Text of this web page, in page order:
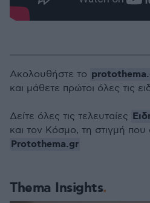
Thema Insights
Ακολουθήστε το
και μάθετε πρώτοι όλες τις
Δείτε όλες τις τελευταίες
και τον Κόσμο, τη στιγμή που
Protothema.gr